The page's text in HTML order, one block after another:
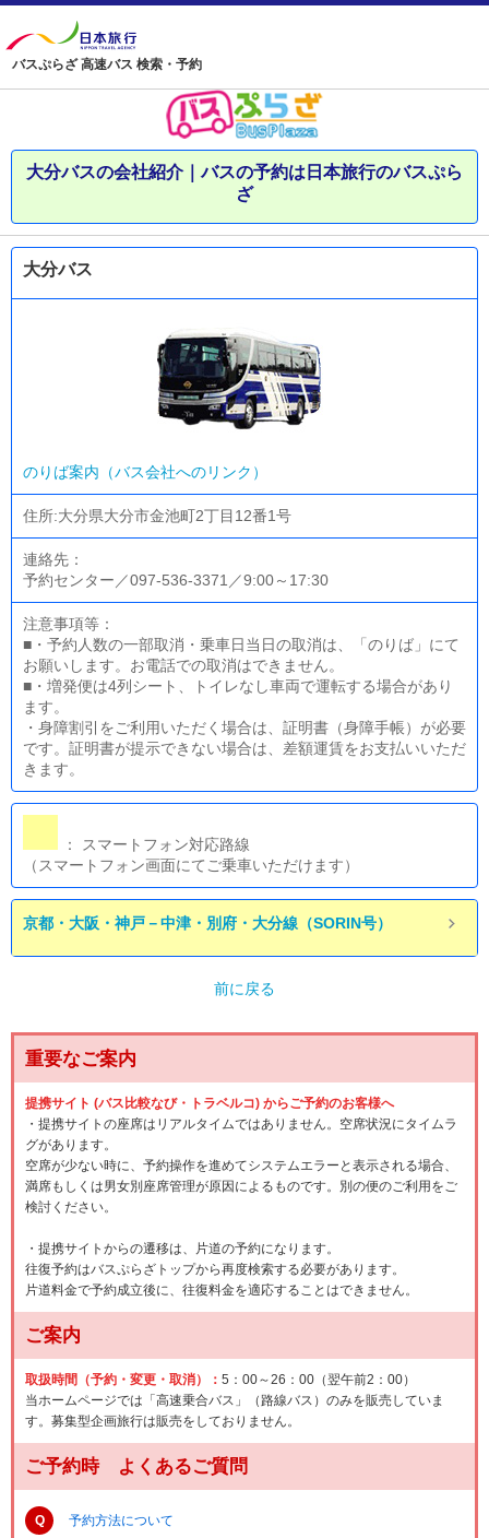
バスぷらざ 高速バス 検索・予約
大分バスの会社紹介｜バスの予約は日本旅行のバスぷら
ざ
大分バス
のりば案内（バス会社へのリンク）
住所:大分県大分市金池町2丁目12番1号
連絡先：
予約センター／097-536-3371／9:00～17:30
注意事項等：
■・予約人数の一部取消・乗車日当日の取消は、「のりば」にて
お願いします。お電話での取消はできません。
■・増発便は4列シート、トイレなし車両で運転する場合があり
ます。
・身障割引をご利用いただく場合は、証明書（身障手帳）が必要
です。証明書が提示できない場合は、差額運賃をお支払いいただ
きます。
： スマートフォン対応路線
（スマートフォン画面にてご乗車いただけます）
京都・大阪・神戸－中津・別府・大分線（SORIN号）
前に戻る
重要なご案内
提携サイト (バス比較なび・トラベルコ) からご予約のお客様へ
・提携サイトの座席はリアルタイムではありません。空席状況にタイムラ
グがあります。
空席が少ない時に、予約操作を進めてシステムエラーと表示される場合、
満席もしくは男女別座席管理が原因によるものです。別の便のご利用をご
検討ください。
・提携サイトからの遷移は、片道の予約になります。
往復予約はバスぷらざトップから再度検索する必要があります。
片道料金で予約成立後に、往復料金を適応することはできません。
ご案内
取扱時間（予約・変更・取消）： 5：00～26：00（翌午前2：00）
当ホームページでは「高速乗合バス」（路線バス）のみを販売していま
す。募集型企画旅行は販売をしておりません。
ご予約時 よくあるご質問
Q 予約方法について